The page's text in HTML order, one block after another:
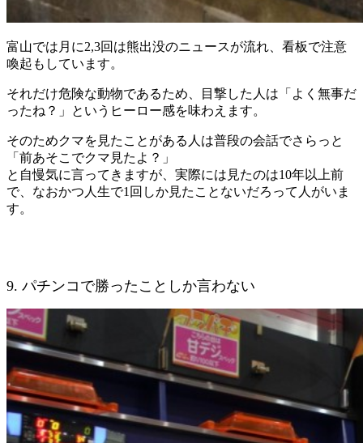
富山では月に2,3回は熊出没のニュースが流れ、看板で注意
喚起もしています。
それだけ危険な動物であるため、目撃した人は「よく無事だ
ったね？」というヒーロー感を味わえます。
そのためクマを見たことがある人は普段の会話でさらっと
「前あそこでクマ見たよ？」
と自慢気に言ってきますが、実際には見たのは10年以上前
で、なおかつ人生で1回しか見たことないだろって人がいま
す。
9. パチンコで勝ったことしか言わない